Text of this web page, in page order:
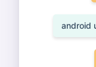
android